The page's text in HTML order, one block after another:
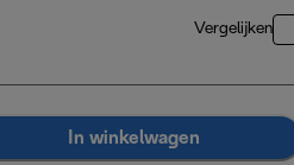
Vergelijken
In winkelwagen